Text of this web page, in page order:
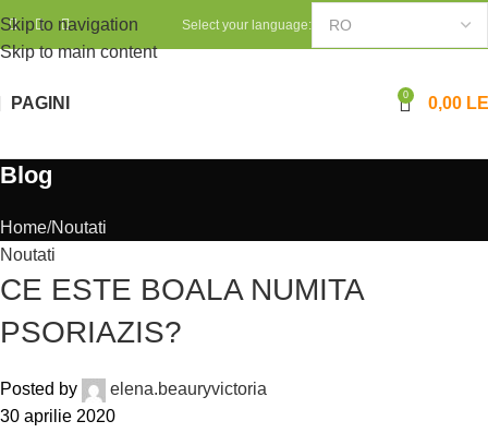
Skip to navigation
Skip to main content
Select your language:
PAGINI 0 0,00
Blog
Home Noutati
Noutati
CE ESTE BOALA NUMITA
PSORIAZIS?
Posted by
elena.beauryvictoria
30 aprilie 2020